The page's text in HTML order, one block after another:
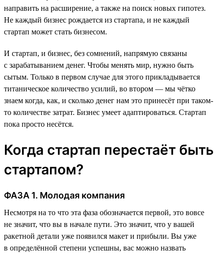
направить на расширение, а также на поиск новых гипотез.
Не каждый бизнес рождается из стартапа, и не каждый
стартап может стать бизнесом.
И стартап, и бизнес, без сомнений, напрямую связаны
с зарабатыванием денег. Чтобы менять мир, нужно быть
сытым. Только в первом случае для этого прикладывается
титаническое количество усилий, во втором — мы чётко
знаем когда, как, и сколько денег нам это принесёт при таком-
то количестве затрат. Бизнес умеет адаптироваться. Стартап
пока просто несётся.
Когда стартап перестаёт быть
стартапом?
ФАЗА 1. Молодая компания
Несмотря на то что эта фаза обозначается первой, это вовсе
не значит, что вы в начале пути. Это значит, что у вашей
ракетной детали уже появился макет и прибыли. Вы уже
в определённой степени успешны, вас можно назвать